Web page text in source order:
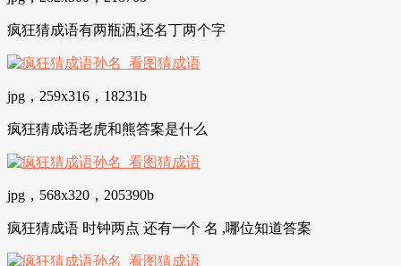
疯狂猜成语有两瓶洒,还名丁两个字
jpg，259x316，18231b
疯狂猜成语老虎和熊答案是什么
jpg，568x320，205390b
疯狂猜成语 时钟两点 还有一个 名 ,哪位知道答案